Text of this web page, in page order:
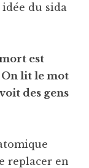
du sida
est
On lit le mot
des gens
replacer en